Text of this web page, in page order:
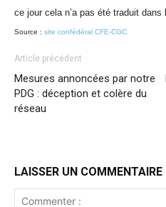
ce jour cela n’a pas été traduit dans
Source : site confédéral CFE-CGC
Article précédent
Mesures annoncées par notre
PDG : déception et colère du
réseau
LAISSER UN COMMENTAIRE